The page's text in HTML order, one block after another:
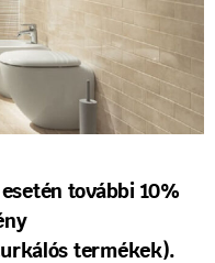
további 10%
termékek).